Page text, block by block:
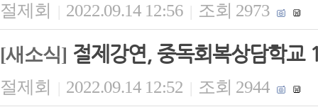
절제회 | 2022.09.14 12:56 | 조회 2973
[새소식] 절제강연, 중독회복상담학교
절제회 | 2022.09.14 12:52 | 조회 2944